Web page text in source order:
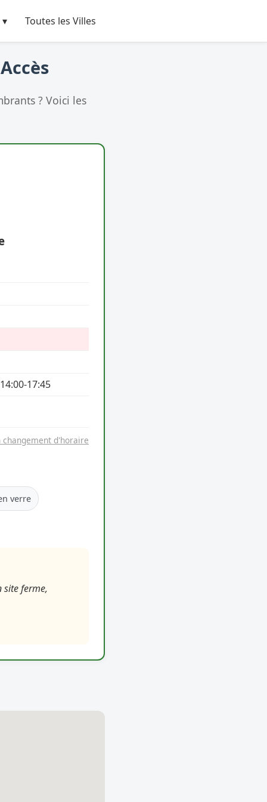
Toutes les Villes
? Voici les
17:45
d'horaire
verre
site ferme,